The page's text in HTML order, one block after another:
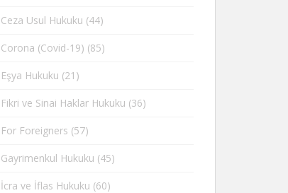
Ceza Usul Hukuku (44)
Corona (Covid-19) (85)
Eşya Hukuku (21)
Fikri ve Sinai Haklar Hukuku (36)
For Foreigners (57)
Gayrimenkul Hukuku (45)
İcra ve İflas Hukuku (60)